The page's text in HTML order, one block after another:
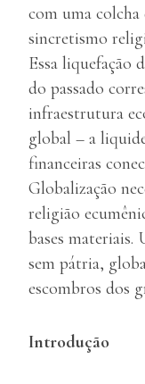
com uma
sincretismo
Essa liquefação
do passado
infraestrutura
global – a
financeiras
Globalização
religião
bases
sem pátria,
escombros dos
Introdução